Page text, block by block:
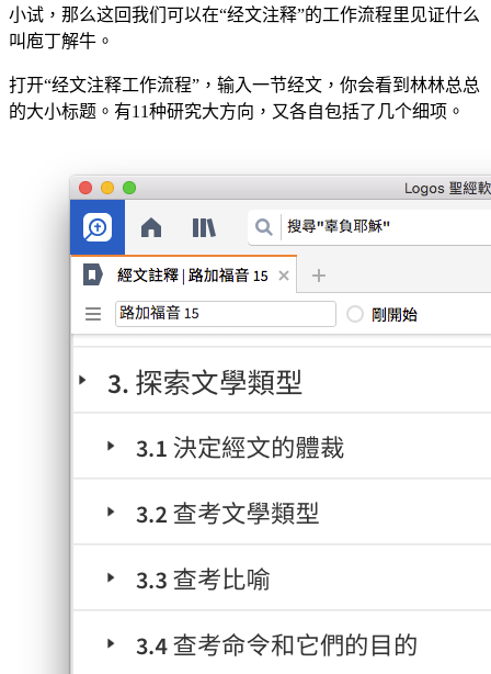
小试，那么这回我们可以在“经文注释”的工作流程里见证什么
叫庖丁解牛。
打开“经文注释工作流程”，输入一节经文，你会看到林林总总
的大小标题。有11种研究大方向，又各自包括了几个细项。